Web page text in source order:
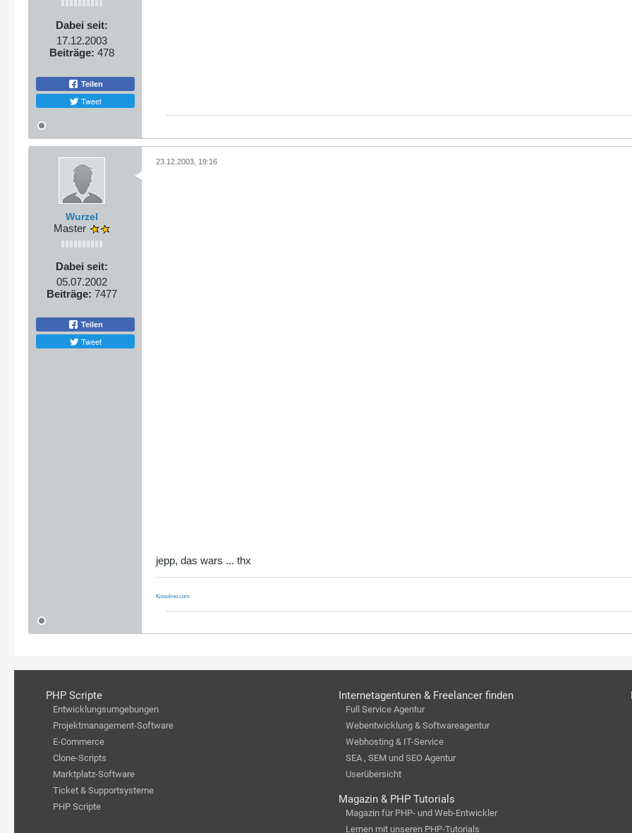
Dabei seit:
17.12.2003
Beiträge: 478
Teilen
Tweet
Wurzel
Master
Dabei seit:
05.07.2002
Beiträge: 7477
Teilen
Tweet
23.12.2003, 19:16
jepp, das wars ... thx
Kissolino.com
PHP Scripte
Entwicklungsumgebungen
Projektmanagement-Software
E-Commerce
Clone-Scripts
Marktplatz-Software
Ticket & Supportsysteme
PHP Scripte
Internetagenturen & Freelancer finden
Full Service Agentur
Webentwicklung & Softwareagentur
Webhosting & IT-Service
SEA , SEM und SEO Agentur
Userübersicht
Magazin & PHP Tutorials
Magazin für PHP- und Web-Entwickler
Lernen mit unseren PHP-Tutorials